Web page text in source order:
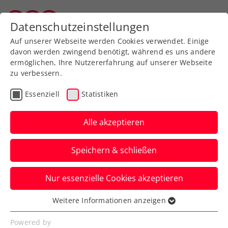
Zurück zur Newsübersicht
ATP
Knalleffekt: ÖTV-
Paradedoppel
Erler/Miedler ist zurück
Österreichs Davis-Cup-Duo bildet ab
sofort auch abseits der
Nationalmannschaft wieder ein Team.
Verfasst von: Presseaussendung / Redaktion, 16.03.2026
Datenschutzeinstellungen
Auf unserer Webseite werden Cookies verwendet. Einige
davon werden zwingend benötigt, während es uns andere
ermöglichen, Ihre Nutzererfahrung auf unserer Webseite
zu verbessern.
Essenziell Statistiken
Alle akzeptieren
Speichern & schließen
Nur essenzielle Cookies akzeptieren
Essenziell
Essenzielle Cookies werden für grundlegende
Weitere Informationen anzeigen
Powered by